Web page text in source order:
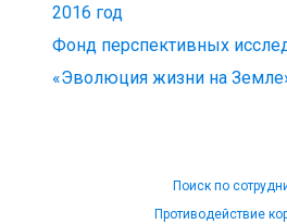
2016 год
Фонд перспективных
«Эволюция жизни на
Поиск по
Противодействие